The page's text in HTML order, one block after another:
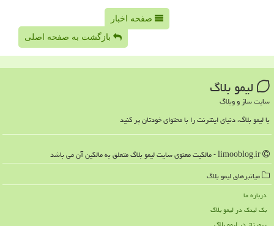
صفحه اخبار
بازگشت به صفحه اصلی
لیمو بلاگ
سایت ساز و وبلاگ
با لیمو بلاگ، دنیای اینترنت را با محتوای خودتان پر کنید
میانبرهای لیمو بلاگ
درباره ما
بک لینک در لیمو بلاگ